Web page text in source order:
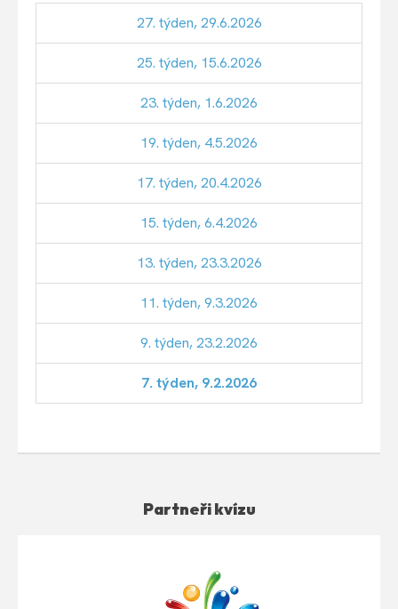
27. týden, 29.6.2026
25. týden, 15.6.2026
23. týden, 1.6.2026
19. týden, 4.5.2026
17. týden, 20.4.2026
15. týden, 6.4.2026
13. týden, 23.3.2026
11. týden, 9.3.2026
9. týden, 23.2.2026
7. týden, 9.2.2026
Partneři kvízu